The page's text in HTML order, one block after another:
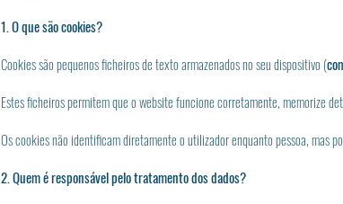
1. O que são cookies?
Cookies são pequenos ficheiros de texto armazenados no seu dispositivo (
Estes ficheiros permitem que o website funcione corretamente, memorize
Os cookies não identificam diretamente o utilizador enquanto pessoa, mas
2. Quem é responsável pelo tratamento dos dados?